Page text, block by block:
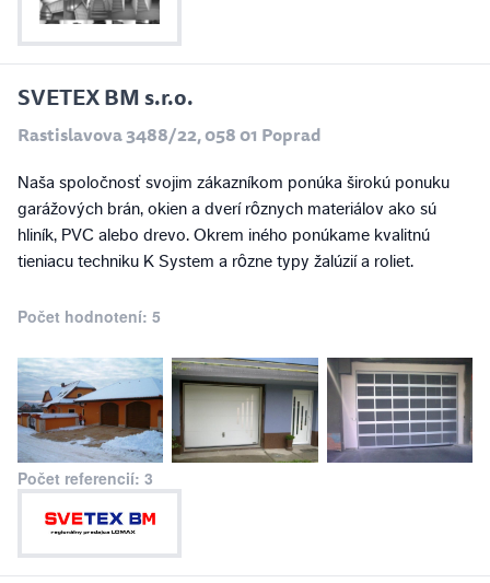
SVETEX BM s.r.o.
Rastislavova 3488/22, 058 01 Poprad
Naša spoločnosť svojim zákazníkom ponúka širokú ponuku
garážových brán, okien a dverí rôznych materiálov ako sú
hliník, PVC alebo drevo. Okrem iného ponúkame kvalitnú
tieniacu techniku K System a rôzne typy žalúzií a roliet.
Počet hodnotení: 5
Počet referencií: 3